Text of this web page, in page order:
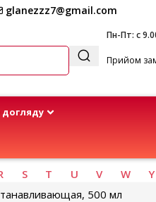
glanezzz7@gmail.com
Пн-Пт: с
Прийом
догляду
S T U V W Y
500 мл